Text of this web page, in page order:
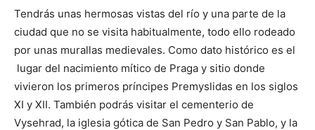
Tendrás unas hermosas vistas del río y una parte de la
ciudad que no se visita habitualmente, todo ello rodeado
por unas murallas medievales. Como dato histórico es el
lugar del nacimiento mítico de Praga y sitio donde
vivieron los primeros príncipes Premyslidas en los siglos
XI y XII. También podrás visitar el cementerio de
Vysehrad, la iglesia gótica de San Pedro y San Pablo, y la